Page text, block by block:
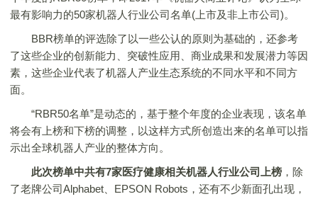
最有影响力的50家机器人行业公司名单(上市及非上市公司)。
BBR榜单的评选除了以一些公认的原则为基础的，还参考
了这些企业的创新能力、突破性应用、商业成果和发展潜力等因
素，这些企业代表了机器人产业生态系统的不同水平和不同方
面。
“RBR50名单”是动态的，基于整个年度的企业表现，该名单
将会有上榜和下榜的调整，以这样方式所创造出来的名单可以指
示出全球机器人产业的整体方向。
此次榜单中共有7家医疗健康相关机器人行业公司上榜 ，除
了老牌公司Alphabet、EPSON Robots，还有不少新面孔出现，